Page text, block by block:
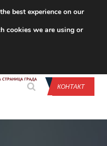
CONTACT US
КОНТАКТ
best experience on our
cookies we are using or